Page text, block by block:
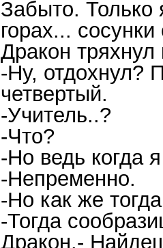
Забыто. Только
горах...
Дракон
-Ну, отдохнул?
четвертый.
-Учитель..?
-Что?
-Но ведь когда
-Непременно.
-Но как же
-Тогда
Дракон.-